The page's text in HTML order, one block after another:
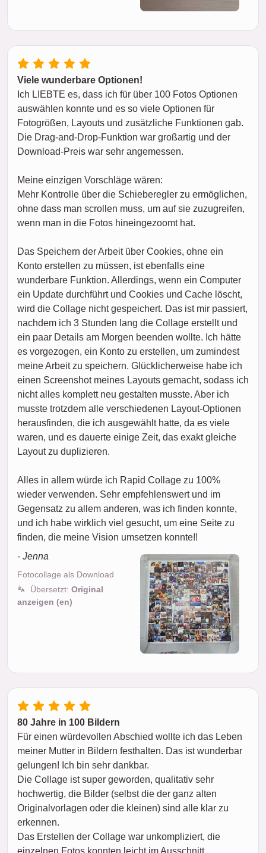
Viele wunderbare Optionen!
Ich LIEBTE es, dass ich für über 100 Fotos Optionen
auswählen konnte und es so viele Optionen für
Fotogrößen, Layouts und zusätzliche Funktionen gab.
Die Drag-and-Drop-Funktion war großartig und der
Download-Preis war sehr angemessen.
Meine einzigen Vorschläge wären:
Mehr Kontrolle über die Schieberegler zu ermöglichen,
ohne dass man scrollen muss, um auf sie zuzugreifen,
wenn man in die Fotos hineingezoomt hat.
Das Speichern der Arbeit über Cookies, ohne ein
Konto erstellen zu müssen, ist ebenfalls eine
wunderbare Funktion. Allerdings, wenn ein Computer
ein Update durchführt und Cookies und Cache löscht,
wird die Collage nicht gespeichert. Das ist mir passiert,
nachdem ich 3 Stunden lang die Collage erstellt und
ein paar Details am Morgen beenden wollte. Ich hätte
es vorgezogen, ein Konto zu erstellen, um zumindest
meine Arbeit zu speichern. Glücklicherweise habe ich
einen Screenshot meines Layouts gemacht, sodass ich
nicht alles komplett neu gestalten musste. Aber ich
musste trotzdem alle verschiedenen Layout-Optionen
herausfinden, die ich ausgewählt hatte, da es viele
waren, und es dauerte einige Zeit, das exakt gleiche
Layout zu duplizieren.
Alles in allem würde ich Rapid Collage zu 100%
wieder verwenden. Sehr empfehlenswert und im
Gegensatz zu allem anderen, was ich finden konnte,
und ich habe wirklich viel gesucht, um eine Seite zu
finden, die meine Vision umsetzen konnte!!
- Jenna
Fotocollage als Download
Übersetzt: Original
anzeigen (en)
80 Jahre in 100 Bildern
Für einen würdevollen Abschied wollte ich das Leben
meiner Mutter in Bildern festhalten. Das ist wunderbar
gelungen! Ich bin sehr dankbar.
Die Collage ist super geworden, qualitativ sehr
hochwertig, die Bilder (selbst die der ganz alten
Originalvorlagen oder die kleinen) sind alle klar zu
erkennen.
Das Erstellen der Collage war unkompliziert, die